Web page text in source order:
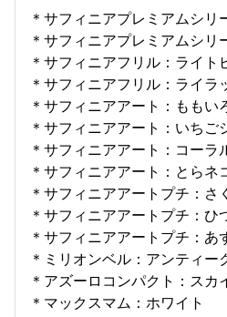
＊ サフィニアプレミアムシリ
＊サフィニアプレミアムシリ
＊サフィニアフリル：ライト
＊サフィニアフリル：ライラ
＊サフィニアアート：ももい
＊サフィニアアート：いちご
＊サフィニアアート：コーラ
＊サフィニアアート：とらネ
＊サフィニアアートプチ：さ
＊サフィニアアートプチ：ひ
＊サフィニアアートプチ：あ
＊ミリオンベル：アンティー
＊アズーロコンパクト：スカ
＊マックスマム：ホワイト